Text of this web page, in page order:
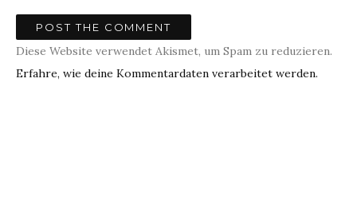
Diese Website verwendet Akismet, um Spam zu reduzieren.
Erfahre, wie deine Kommentardaten verarbeitet werden.